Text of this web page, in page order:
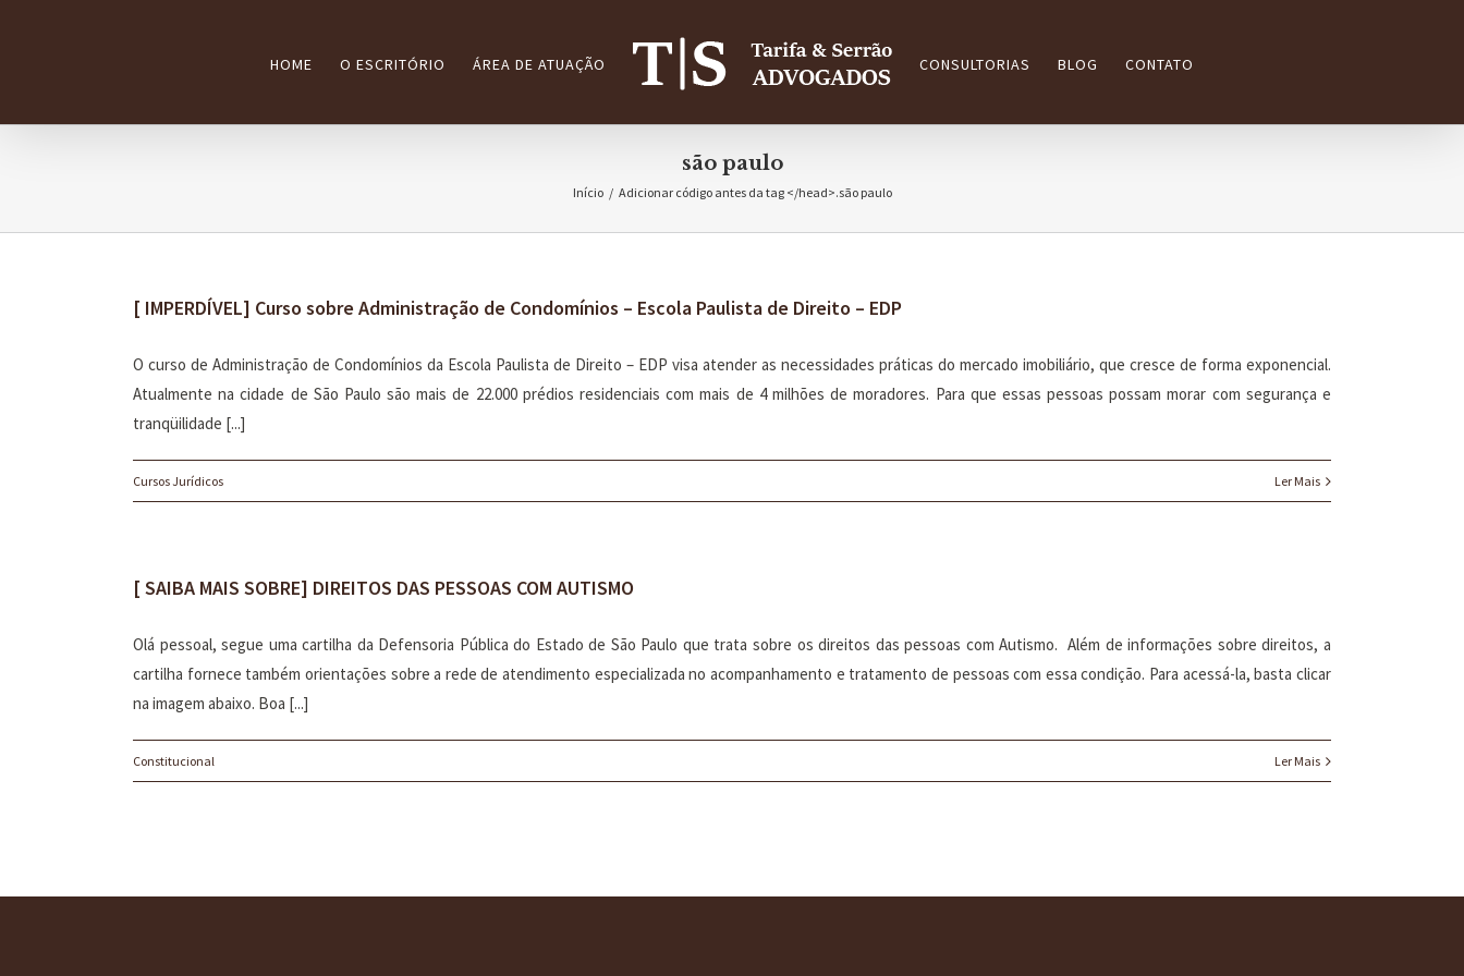
HOME O ESCRITÓRIO ÁREA DE ATUAÇÃO CONSULTORIAS BLOG CONTATO
são paulo
Início / Adicionar código antes da tag </head>.são paulo
[ IMPERDÍVEL] Curso sobre Administração de Condomínios – Escola Paulista de Direito – EDP
O curso de Administração de Condomínios da Escola Paulista de Direito – EDP visa atender as necessidades práticas do mercado imobiliário, que cresce de forma exponencial.
Atualmente na cidade de São Paulo são mais de 22.000 prédios residenciais com mais de 4 milhões de moradores. Para que essas pessoas possam morar com segurança e
tranqüilidade [...]
Cursos Jurídicos Ler Mais
[ SAIBA MAIS SOBRE] DIREITOS DAS PESSOAS COM AUTISMO
Olá pessoal, segue uma cartilha da Defensoria Pública do Estado de São Paulo que trata sobre os direitos das pessoas com Autismo. Além de informações sobre direitos, a
cartilha fornece também orientações sobre a rede de atendimento especializada no acompanhamento e tratamento de pessoas com essa condição. Para acessá-la, basta clicar
na imagem abaixo. Boa [...]
Constitucional Ler Mais